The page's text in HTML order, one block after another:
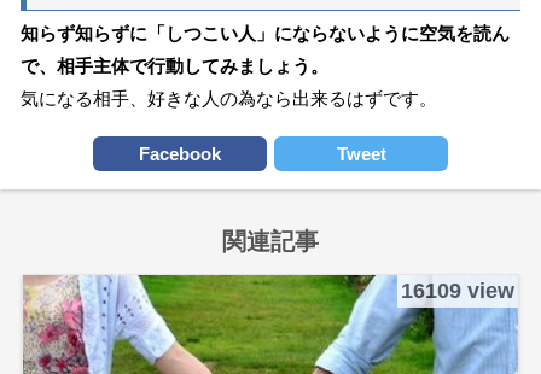
知らず知らずに「しつこい人」にならないように空気を読ん
で、相手主体で行動してみましょう。
気になる相手、好きな人の為なら出来るはずです。
Facebook Tweet
関連記事
16109 view